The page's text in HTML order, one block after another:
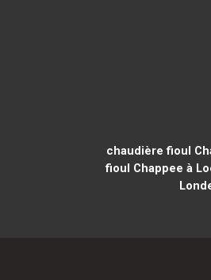
chaudière fioul
fioul Chappee à